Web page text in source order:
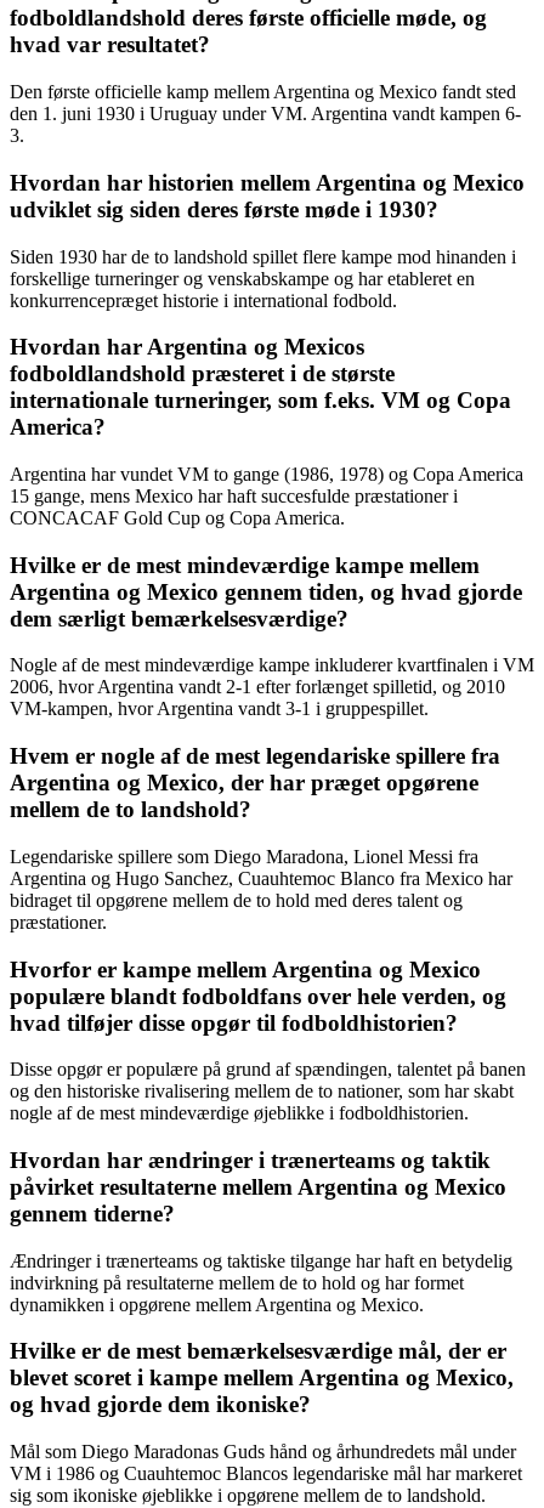
fodboldlandshold deres første officielle møde, og
hvad var resultatet?
Den første officielle kamp mellem Argentina og Mexico fandt sted
den 1. juni 1930 i Uruguay under VM. Argentina vandt kampen 6-
3.
Hvordan har historien mellem Argentina og Mexico
udviklet sig siden deres første møde i 1930?
Siden 1930 har de to landshold spillet flere kampe mod hinanden i
forskellige turneringer og venskabskampe og har etableret en
konkurrencepræget historie i international fodbold.
Hvordan har Argentina og Mexicos
fodboldlandshold præsteret i de største
internationale turneringer, som f.eks. VM og Copa
America?
Argentina har vundet VM to gange (1986, 1978) og Copa America
15 gange, mens Mexico har haft succesfulde præstationer i
CONCACAF Gold Cup og Copa America.
Hvilke er de mest mindeværdige kampe mellem
Argentina og Mexico gennem tiden, og hvad gjorde
dem særligt bemærkelsesværdige?
Nogle af de mest mindeværdige kampe inkluderer kvartfinalen i VM
2006, hvor Argentina vandt 2-1 efter forlænget spilletid, og 2010
VM-kampen, hvor Argentina vandt 3-1 i gruppespillet.
Hvem er nogle af de mest legendariske spillere fra
Argentina og Mexico, der har præget opgørene
mellem de to landshold?
Legendariske spillere som Diego Maradona, Lionel Messi fra
Argentina og Hugo Sanchez, Cuauhtemoc Blanco fra Mexico har
bidraget til opgørene mellem de to hold med deres talent og
præstationer.
Hvorfor er kampe mellem Argentina og Mexico
populære blandt fodboldfans over hele verden, og
hvad tilføjer disse opgør til fodboldhistorien?
Disse opgør er populære på grund af spændingen, talentet på banen
og den historiske rivalisering mellem de to nationer, som har skabt
nogle af de mest mindeværdige øjeblikke i fodboldhistorien.
Hvordan har ændringer i trænerteams og taktik
påvirket resultaterne mellem Argentina og Mexico
gennem tiderne?
Ændringer i trænerteams og taktiske tilgange har haft en betydelig
indvirkning på resultaterne mellem de to hold og har formet
dynamikken i opgørene mellem Argentina og Mexico.
Hvilke er de mest bemærkelsesværdige mål, der er
blevet scoret i kampe mellem Argentina og Mexico,
og hvad gjorde dem ikoniske?
Mål som Diego Maradonas Guds hånd og århundredets mål under
VM i 1986 og Cuauhtemoc Blancos legendariske mål har markeret
sig som ikoniske øjeblikke i opgørene mellem de to landshold.